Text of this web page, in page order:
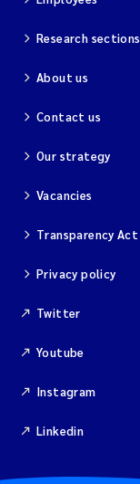
Research sections
About us
Contact us
Our strategy
Vacancies
Transparency Act
Privacy policy
Twitter
Youtube
Instagram
Linkedin